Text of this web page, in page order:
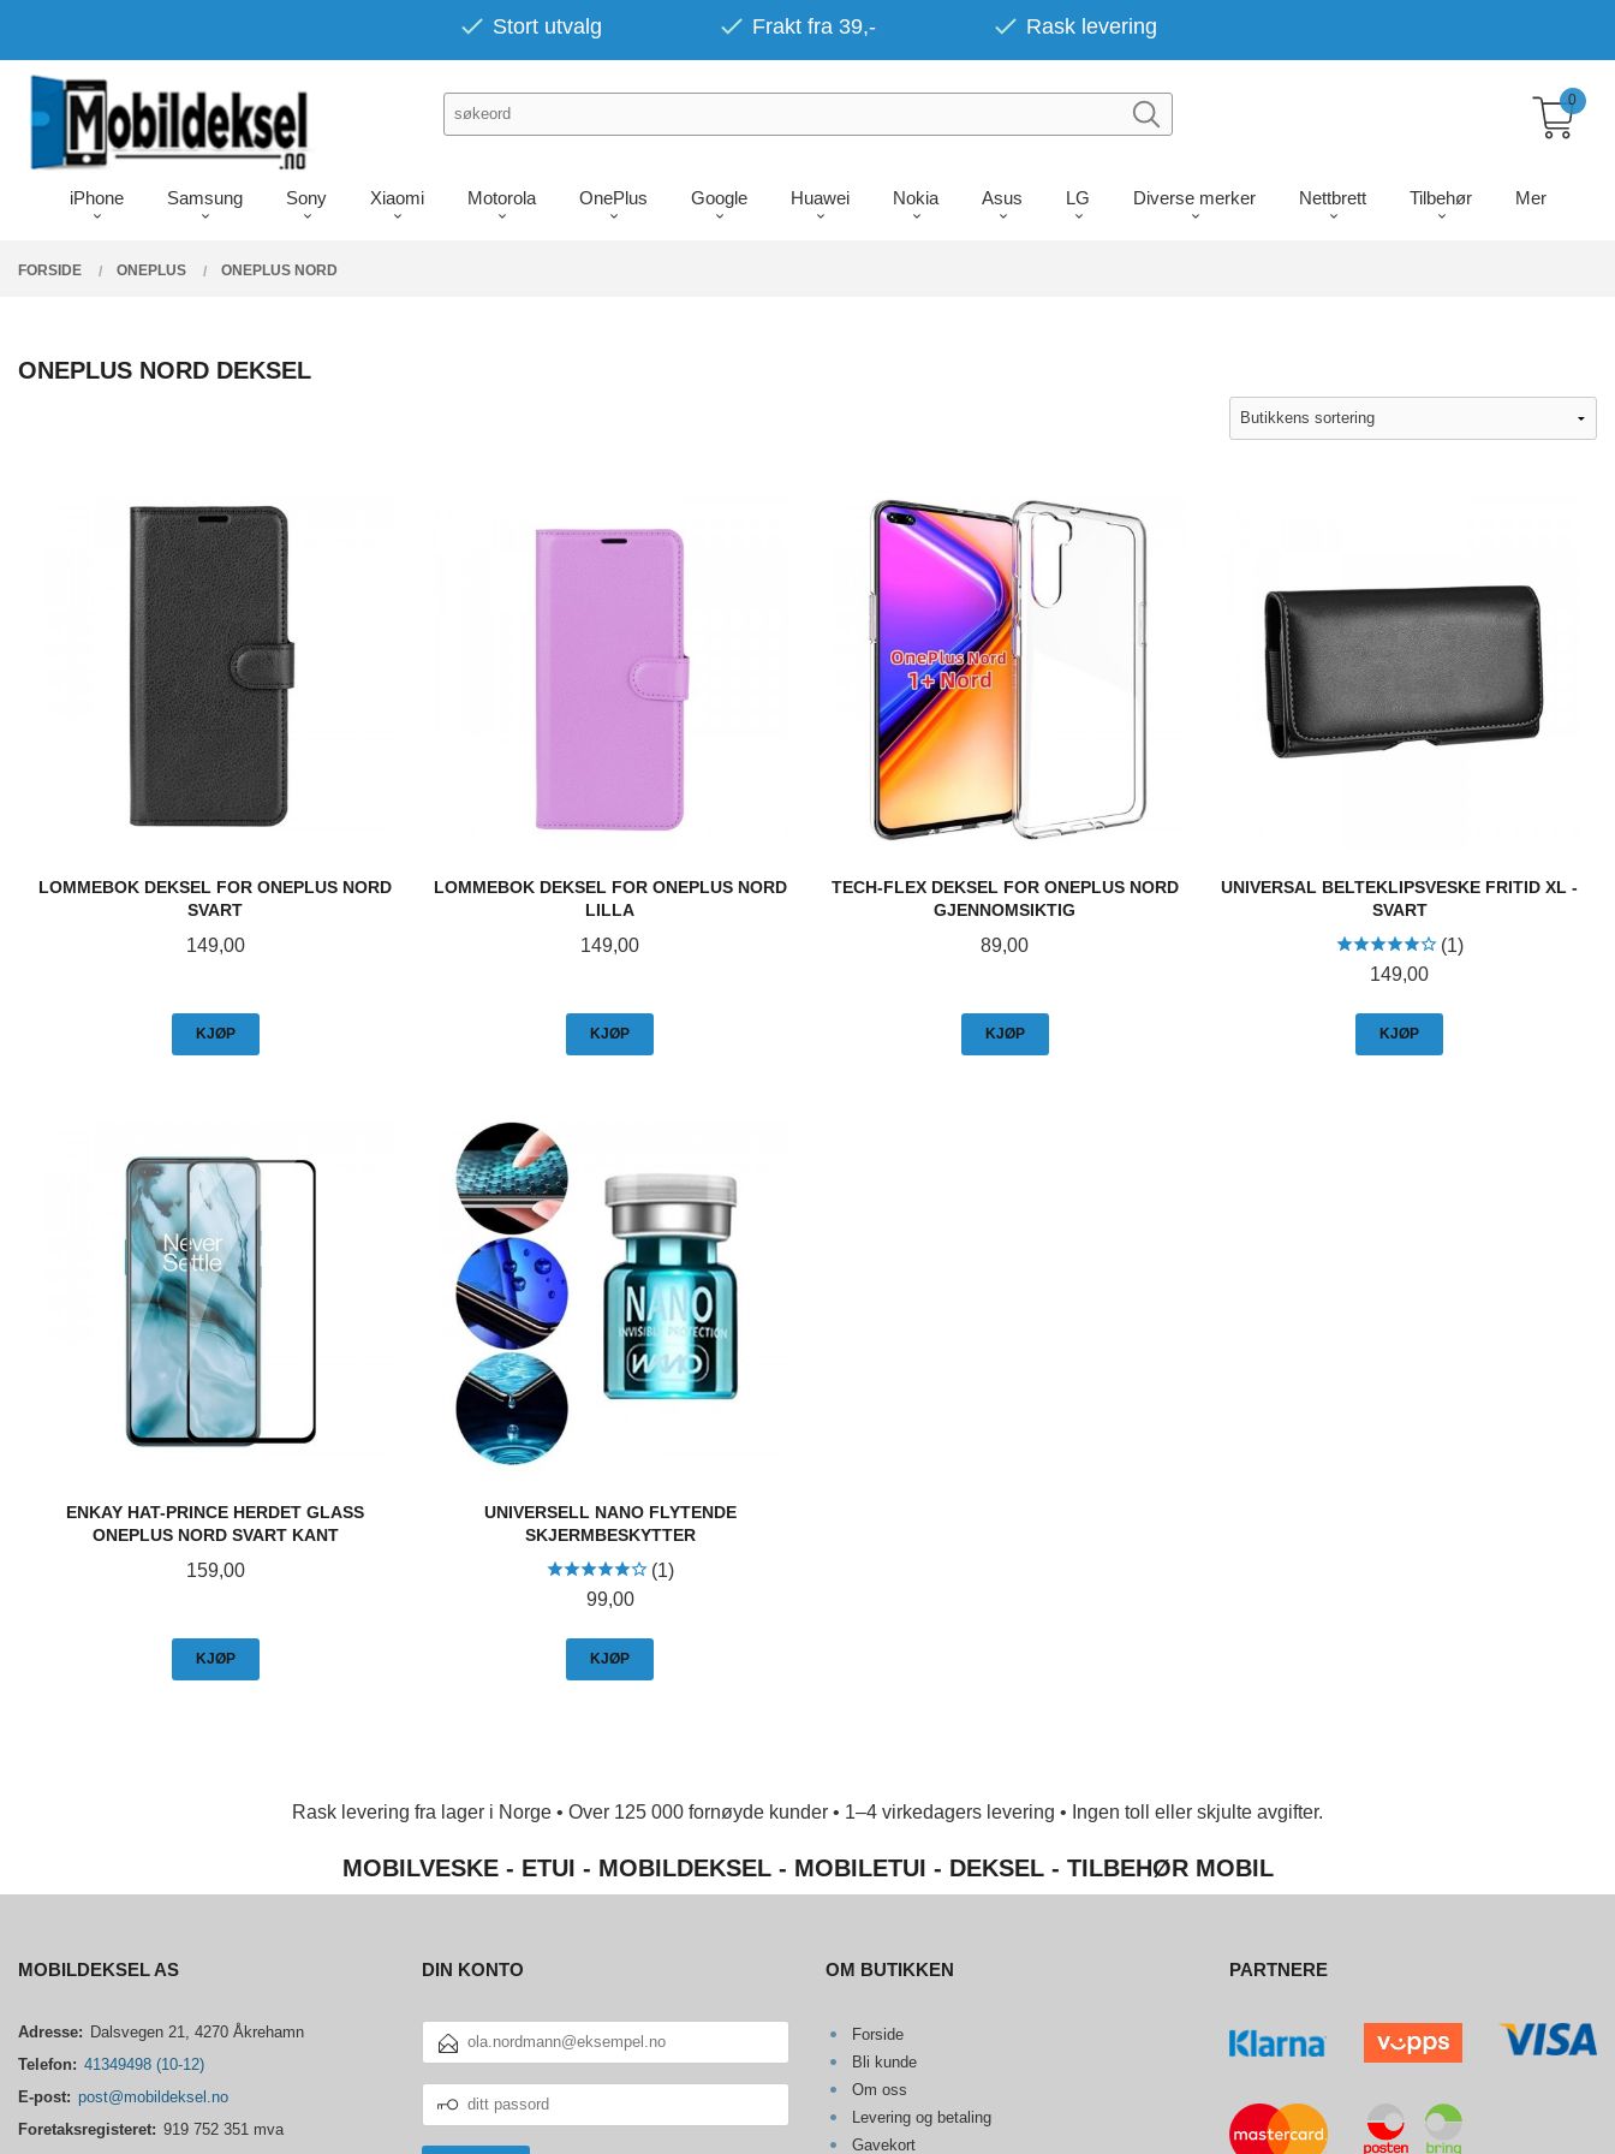
innholdet
Stort utvalg Frakt fra 39,- Rask levering
iPhone Samsung Sony Xiaomi Motorola OnePlus Google Huawei Nokia Asus LG Diverse merker Nettbrett Tilbehør Mer
0
FORSIDE ONEPLUS ONEPLUS NORD
ONEPLUS NORD DEKSEL
LOMMEBOK DEKSEL FOR ONEPLUS NORD
SVART
Pris
149,00
KJØP
LOMMEBOK DEKSEL FOR ONEPLUS NORD
LILLA
Pris
149,00
KJØP
TECH-FLEX DEKSEL FOR ONEPLUS NORD
GJENNOMSIKTIG
Pris
89,00
KJØP
UNIVERSAL BELTEKLIPSVESKE FRITID XL -
SVART
(1)
Pris
149,00
KJØP
ENKAY HAT-PRINCE HERDET GLASS
ONEPLUS NORD SVART KANT
Pris
159,00
KJØP
UNIVERSELL NANO FLYTENDE
SKJERMBESKYTTER
(1)
Pris
99,00
KJØP
Rask levering fra lager i Norge • Over 125 000 fornøyde kunder • 1–4 virkedagers levering • Ingen toll eller skjulte avgifter.
MOBILVESKE - ETUI - MOBILDEKSEL - MOBILETUI - DEKSEL - TILBEHØR MOBIL
MOBILDEKSEL AS
Adresse: Dalsvegen 21, 4270 Åkrehamn
Telefon: 41349498 (10-12)
E-post: post@mobildeksel.no
Foretaksregisteret: 919 752 351 mva
DIN KONTO
POSTADRESSE
PASSORD
OM BUTIKKEN
Forside
Bli kunde
Om oss
Levering og betaling
Gavekort
PARTNERE